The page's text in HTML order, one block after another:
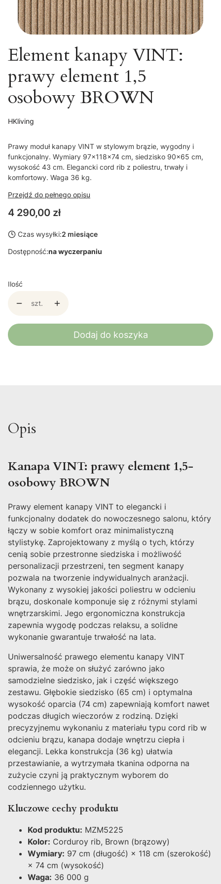
Element kanapy VINT:
prawy element 1,5
osobowy BROWN
HKliving
Prawy moduł kanapy VINT w stylowym brązie, wygodny i
funkcjonalny. Wymiary 97x118x74 cm, siedzisko 90x65 cm,
wysokość 43 cm. Elegancki cord rib z poliestru, trwały i
komfortowy. Waga 36 kg.
Przejdź do pełnego opisu
Cena
4 290,00 zł
Czas wysyłki:2 miesiące
Dostępność:na wyczerpaniu
Ilość
szt.
Dodaj do koszyka
Opis
Kanapa VINT: prawy element 1,5-
osobowy BROWN
Prawy element kanapy VINT to elegancki i
funkcjonalny dodatek do nowoczesnego salonu, który
łączy w sobie komfort oraz minimalistyczną
stylistykę. Zaprojektowany z myślą o tych, którzy
cenią sobie przestronne siedziska i możliwość
personalizacji przestrzeni, ten segment kanapy
pozwala na tworzenie indywidualnych aranżacji.
Wykonany z wysokiej jakości poliestru w odcieniu
brązu, doskonale komponuje się z różnymi stylami
wnętrzarskimi. Jego ergonomiczna konstrukcja
zapewnia wygodę podczas relaksu, a solidne
wykonanie gwarantuje trwałość na lata.
Uniwersalność prawego elementu kanapy VINT
sprawia, że może on służyć zarówno jako
samodzielne siedzisko, jak i część większego
zestawu. Głębokie siedzisko (65 cm) i optymalna
wysokość oparcia (74 cm) zapewniają komfort nawet
podczas długich wieczorów z rodziną. Dzięki
precyzyjnemu wykonaniu z materiału typu cord rib w
odcieniu brązu, kanapa dodaje wnętrzu ciepła i
elegancji. Lekka konstrukcja (36 kg) ułatwia
przestawianie, a wytrzymała tkanina odporna na
zużycie czyni ją praktycznym wyborem do
codziennego użytku.
Kluczowe cechy produktu
Kod produktu: MZM5225
Kolor: Corduroy rib, Brown (brązowy)
Wymiary: 97 cm (długość) × 118 cm (szerokość)
× 74 cm (wysokość)
Waga: 36 000 g